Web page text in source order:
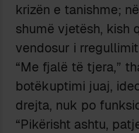
krizën e tanishme;
shumë vjetësh, kish
vendosur i
“Me fjalë të tjera,”
botëkuptimi juaj,
drejta, nuk po
“Pikërisht ashtu,